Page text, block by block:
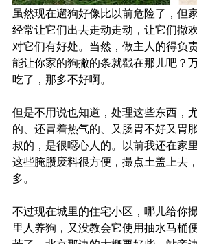
虽然现在遛狗好像比以前危险了，但
经常让它们出去走动走动，让它们撒
对它们有好处。当然，做主人的得负
能让你家的狗撇的条就戳在那儿吧？
吃了，那多不好啊。
但是不用说也知道，处理这些东西，
的、还冒着热气的、又肠胃不好又胃
叔的，是很噁心人的。以前我还在家
这些腌臜废料很方便，撮点土盖上去
多。
不过现在城里的住宅小区，哪儿给你
里人养狗，又没教会它使用抽水马桶